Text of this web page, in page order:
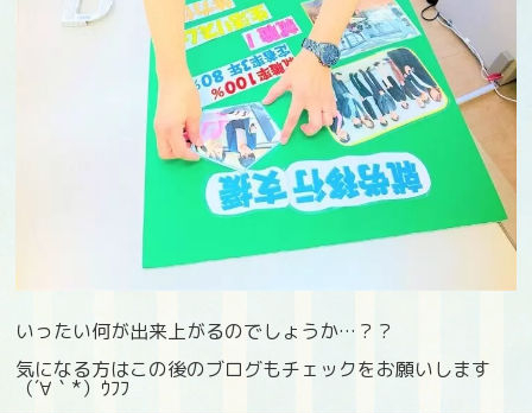
いったい何が出来上がるのでしょうか…？？
気になる方はこの後のブログもチェックをお願いします
（´∀｀*）ｳﾌﾌ